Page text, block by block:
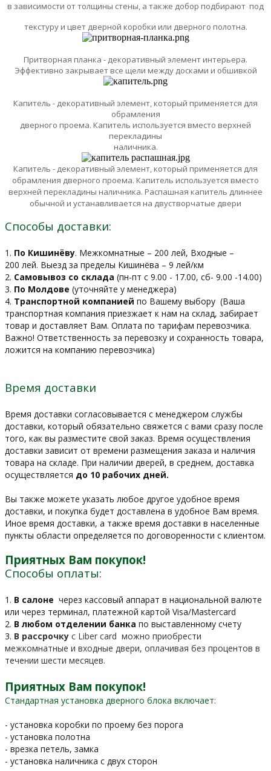
в зависимости от толщины стены, а также добор подбирают под
текстуру и цвет дверной коробки или дверного полотна.
Притворная планка - декоративный элемент интерьера.
Эффективно закрывает все щели между досками и обшивкой
Капитель - декоративный элемент, который применяется для
обрамления
дверного проема. Капитель используется вместо верхней
перекладины
наличника.
Капитель - декоративный элемент, который применяется для
обрамления дверного проема. Капитель используется вместо
верхней перекладины наличника. Распашная капитель длиннее
обычной и устанавливается на двустворчатые двери
Способы доставки:
1. По Кишинёву. Межкомнатные – 200 лей, Входные –
200 лей. Выезд за пределы Кишинёва – 9 лей/км
2. Самовывоз со склада (пн-пт с 9.00 - 17.00, сб- 9.00 -14.00)
3. По Молдове (уточняйте у менеджера)
4. Транспортной компанией по Вашему выбору (Ваша
транспортная компания приезжает к нам на склад, забирает
товар и доставляет Вам. Оплата по тарифам перевозчика.
Важно! Ответственность за перевозку и сохранность товара,
ложится на компанию перевозчика)
Время доставки
Время доставки согласовывается с менеджером службы
доставки, который обязательно свяжется с вами сразу после
того, как вы разместите свой заказ. Время осуществления
доставки зависит от времени размещения заказа и наличия
товара на складе. При наличии дверей, в среднем, доставка
осуществляется до 10 рабочих дней.
Вы также можете указать любое другое удобное время
доставки, и покупка будет доставлена в удобное Вам время.
Иное время доставки, а также время доставки в населенные
пункты области определяется по договоренности с клиентом.
Приятных Вам покупок!
Способы оплаты:
1. В салоне через кассовый аппарат в национальной валюте
или через терминал, платежной картой Visa/Mastercard
2. В любом отделении банка по выставленному счету
3. В рассрочку c Liber card можно приобрести
межкомнатные и входные двери, оплачивая без процентов в
течении шести месяцев.
Приятных Вам покупок!
Стандартная установка дверного блока включает:
- установка коробки по проему без порога
- установка полотна
- врезка петель, замка
- установка наличника с двух сторон